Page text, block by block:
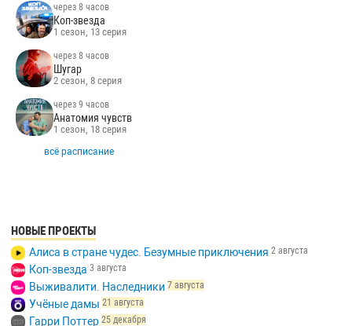
через 8 часов
Коп-звезда
1 сезон, 13 серия
через 8 часов
Шугар
2 сезон, 8 серия
через 9 часов
Анатомия чувств
1 сезон, 18 серия
всё расписание
НОВЫЕ ПРОЕКТЫ
Алиса в стране чудес. Безумные приключения 2 августа
Коп-звезда 3 августа
Выживалити. Наследники 7 августа
Учёные дамы 21 августа
Гарри Поттер 25 декабря